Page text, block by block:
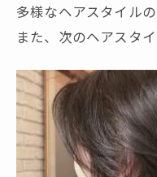
多様なヘアスタイル
また、次のヘアスタ